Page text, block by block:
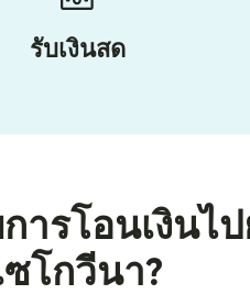
รับเงินสด
ารโอนเงินไ
ซโกวีนา?